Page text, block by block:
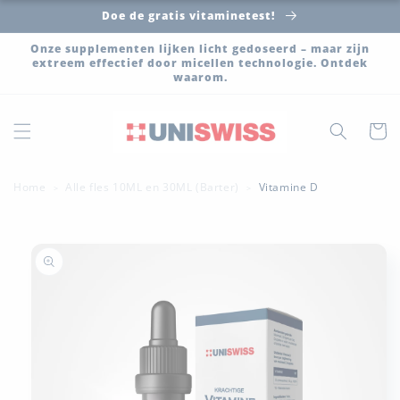
content
Doe de gratis vitaminetest!
Onze supplementen lijken licht gedoseerd – maar zijn
extreem effectief door micellen technologie. Ontdek
waarom.
Home Alle fles 10ML en 30ML (Barter) Vitamine D